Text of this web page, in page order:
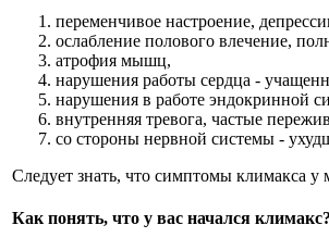
переменчивое настроение,
ослабление полового влечение,
атрофия мышц,
нарушения работы сердца -
нарушения в работе эндокринной
внутренняя тревога, частые
со стороны нервной системы -
Следует знать, что симптомы климакса
Как понять, что у вас начался климакс?